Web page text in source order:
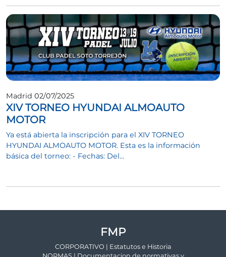
Madrid 02/07/2025
XIV TORNEO HYUNDAI ALMOAUTO
MOTOR
Ya está abierta la inscripción para el XIV TORNEO
HYUNDAI ALMOAUTO MOTOR. Esta es la información
básica del torneo: - Fechas: Del...
FMP
CORPORATIVO | Estatutos e Historia